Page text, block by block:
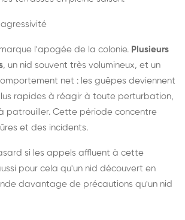
l'apogée de la colonie. Plusieurs
, un nid souvent très volumineux, et un
net : les guêpes deviennent
rapides à réagir à toute perturbation,
patrouiller. Cette période concentre
et des incidents.
si les appels affluent à cette
pour cela qu'un nid découvert en
davantage de précautions qu'un nid